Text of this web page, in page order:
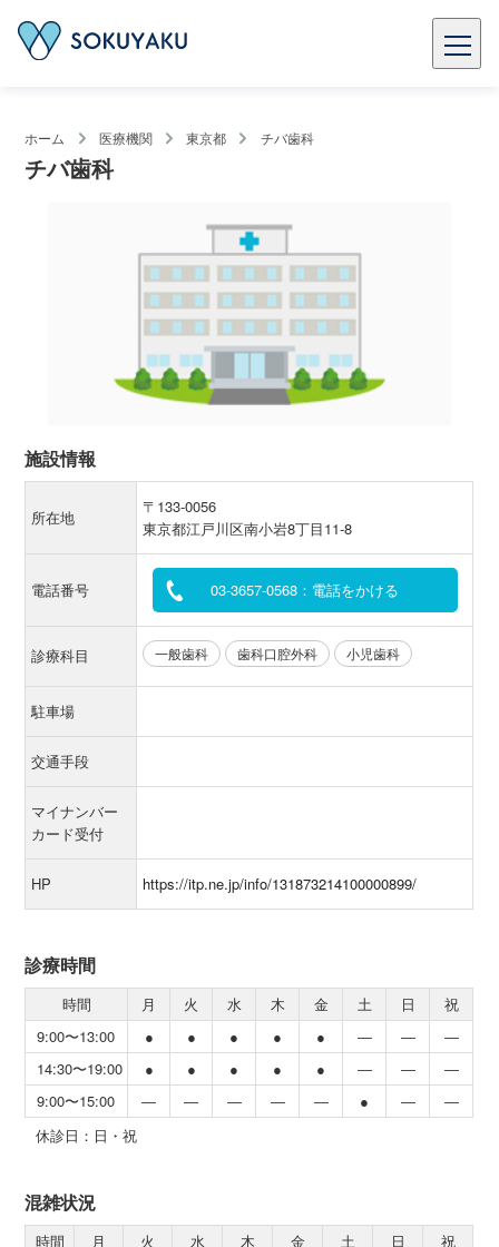
ホーム 医療機関 東京都 チバ歯科
チバ歯科
施設情報
所在地
〒133-0056
東京都江戸川区南小岩8丁目11-8
電話番号 03-3657-0568：電話をかける
診療科目 一般歯科 歯科口腔外科 小児歯科
駐車場
交通手段
マイナンバー
カード受付
HP https://itp.ne.jp/info/131873214100000899/
診療時間
時間 月 火 水 木 金 土 日
祝
9:00〜13:00
● ● ● ● ● ― ―
―
14:30〜19:00
● ● ● ● ● ― ―
―
9:00〜15:00
― ― ― ― ― ● ―
―
休診日：日・祝
混雑状況
時間 月 火 水 木 金 土 日
祝